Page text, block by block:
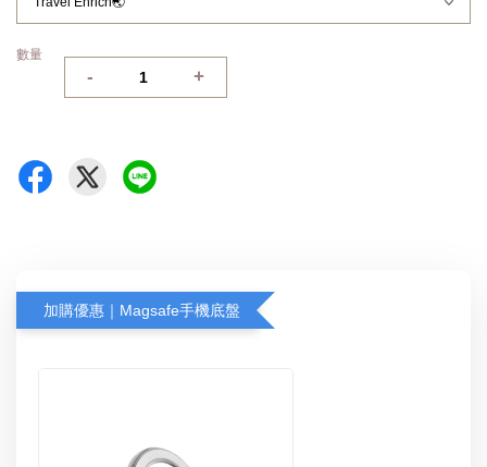
數量
- +
加購優惠｜Magsafe手機底盤